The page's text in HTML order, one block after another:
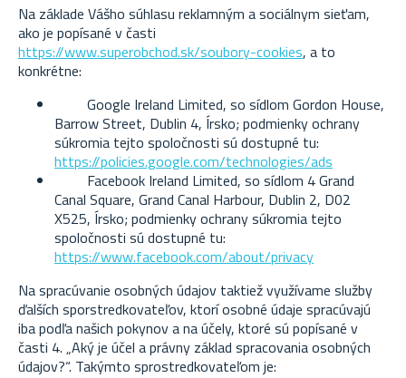
Na základe Vášho súhlasu reklamným a sociálnym sieťam,
ako je popísané v časti
https://www.superobchod.sk/soubory-cookies, a to
konkrétne:
Google Ireland Limited, so sídlom Gordon House,
Barrow Street, Dublin 4, Írsko; podmienky ochrany
súkromia tejto spoločnosti sú dostupné tu:
https://policies.google.com/technologies/ads
Facebook Ireland Limited, so sídlom 4 Grand
Canal Square, Grand Canal Harbour, Dublin 2, D02
X525, Írsko; podmienky ochrany súkromia tejto
spoločnosti sú dostupné tu:
https://www.facebook.com/about/privacy
Na spracúvanie osobných údajov taktiež využívame služby
ďalších sporstredkovateľov, ktorí osobné údaje spracúvajú
iba podľa našich pokynov a na účely, ktoré sú popísané v
časti 4. „Aký je účel a právny základ spracovania osobných
údajov?“. Takýmto sprostredkovateľom je: